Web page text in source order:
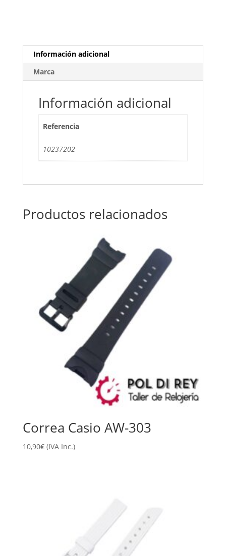
Información adicional
Marca
Información adicional
Referencia
10237202
Productos relacionados
Correa Casio AW-303
10,90€ (IVA Inc.)